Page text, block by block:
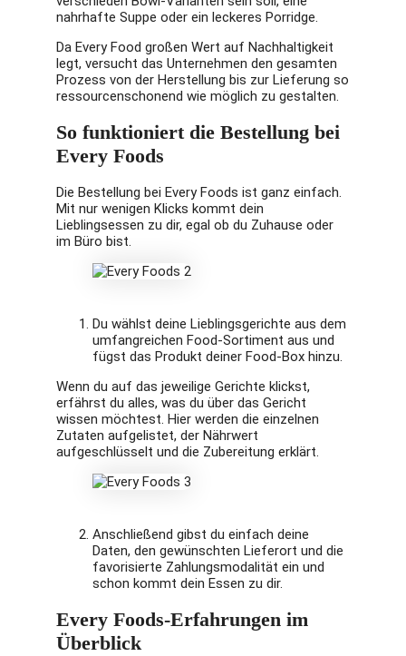
nahrhafte Suppe oder ein leckeres Porridge.
Da Every Food großen Wert auf Nachhaltigkeit
legt, versucht das Unternehmen den gesamten
Prozess von der Herstellung bis zur Lieferung so
ressourcenschonend wie möglich zu gestalten.
So funktioniert die Bestellung bei
Every Foods
Die Bestellung bei Every Foods ist ganz einfach.
Mit nur wenigen Klicks kommt dein
Lieblingsessen zu dir, egal ob du Zuhause oder
im Büro bist.
Du wählst deine Lieblingsgerichte aus dem
umfangreichen Food-Sortiment aus und
fügst das Produkt deiner Food-Box hinzu.
Wenn du auf das jeweilige Gerichte klickst,
erfährst du alles, was du über das Gericht
wissen möchtest. Hier werden die einzelnen
Zutaten aufgelistet, der Nährwert
aufgeschlüsselt und die Zubereitung erklärt.
Anschließend gibst du einfach deine
Daten, den gewünschten Lieferort und die
favorisierte Zahlungsmodalität ein und
schon kommt dein Essen zu dir.
Every Foods-Erfahrungen im
Überblick